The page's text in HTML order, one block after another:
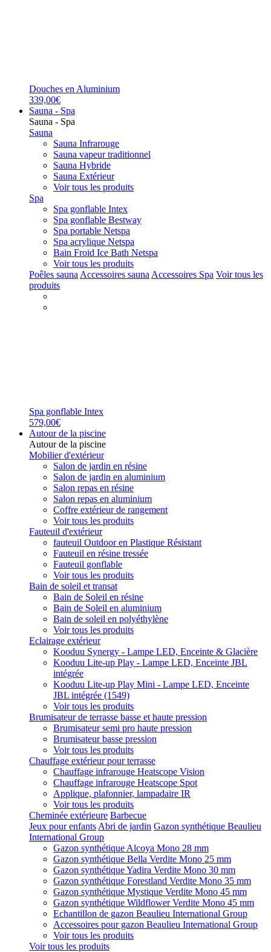
Douches en Aluminium
339,00€
Sauna - Spa
Sauna - Spa
Sauna
Sauna Infrarouge
Sauna vapeur traditionnel
Sauna Hybride
Sauna Extérieur
Voir tous les produits
Spa
Spa gonflable Intex
Spa gonflable Bestway
Spa portable Netspa
Spa acrylique Netspa
Bain Froid Ice Bath Netspa
Voir tous les produits
Poêles sauna Accessoires sauna Accessoires Spa Voir tous les
produits
Spa gonflable Intex
579,00€
Autour de la piscine
Autour de la piscine
Mobilier d'extérieur
Salon de jardin en résine
Salon de jardin en aluminium
Salon repas en résine
Salon repas en aluminium
Coffre extérieur de rangement
Voir tous les produits
Fauteuil d'extérieur
fauteuil Outdoor en Plastique Résistant
Fauteuil en résine tressée
Fauteuil gonflable
Voir tous les produits
Bain de soleil et transat
Bain de Soleil en résine
Bain de Soleil en aluminium
Bain de soleil en polyéthylène
Voir tous les produits
Eclairage extérieur
Kooduu Synergy - Lampe LED, Enceinte & Glacière
Kooduu Lite-up Play - Lampe LED, Enceinte JBL
intégrée
Kooduu Lite-up Play Mini - Lampe LED, Enceinte
JBL intégrée (1549)
Voir tous les produits
Brumisateur de terrasse basse et haute pression
Brumisateur semi pro haute pression
Brumisateur basse pression
Voir tous les produits
Chauffage extérieur pour terrasse
Chauffage infrarouge Heatscope Vision
Chauffage infrarouge Heatscope Spot
Applique, plafonnier, lampadaire IR
Voir tous les produits
Cheminée extérieure Barbecue
Jeux pour enfants Abri de jardin Gazon synthétique Beaulieu
International Group
Gazon synthétique Alcoya Mono 28 mm
Gazon synthétique Bella Verdite Mono 25 mm
Gazon synthétique Yadira Verdite Mono 30 mm
Gazon synthétique Forestland Verdite Mono 35 mm
Gazon synthétique Mystique Verdite Mono 45 mm
Gazon synthétique Wildflower Verdite Mono 45 mm
Echantillon de gazon Beaulieu International Group
Accessoires pour gazon Beaulieu International Group
Voir tous les produits
Voir tous les produits